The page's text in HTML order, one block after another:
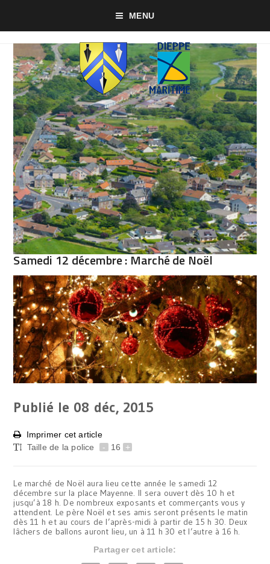
MENU
Samedi 12 décembre : Marché de Noël
Publié le 08 déc, 2015
Imprimer cet article
Taille de la police
- 16 +
Le marché de Noël aura lieu cette année le samedi 12
décembre sur la place Mayenne. Il sera ouvert dès 10 h et
jusqu’à 18 h. De nombreux exposants et commerçants vous y
attendent. Le père Noël et ses amis seront présents le matin
dès 11 h et au cours de l’après-midi à partir de 15 h 30. Deux
lâchers de ballons auront lieu, un à 11 h 30 et l’autre à 16 h.
Partager cet article: